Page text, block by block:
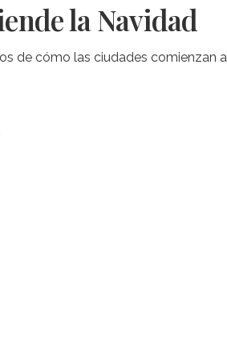
la Navidad
de cómo las ciudades comienzan